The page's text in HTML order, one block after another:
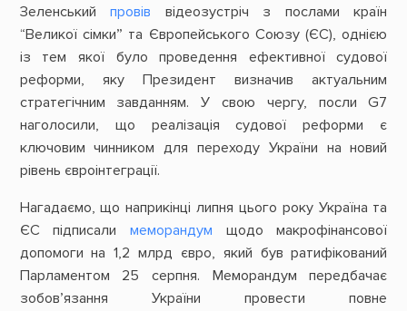
Зеленськийпровів відеозустріч з послами країн
“Великої сімки” та Європейського Союзу (ЄС), однією
із тем якої було проведення ефективної судової
реформи, яку Президент визначив актуальним
стратегічним завданням. У свою чергу, посли G7
наголосили, що реалізація судової реформи є
ключовим чинником для переходу України на новий
рівень євроінтеграції.
Нагадаємо, що наприкінці липня цього року Україна та
ЄС підписали меморандум щодо макрофінансової
допомоги на 1,2 млрд євро, який був ратифікований
Парламентом 25 серпня. Меморандум передбачає
зобов’язання України провести повне